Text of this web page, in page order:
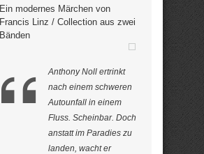
Ein modernes Märchen von
Francis Linz / Collection aus zwei
Bänden
Anthony Noll ertrinkt
nach einem schweren
Autounfall in einem
Fluss. Scheinbar. Doch
anstatt im Paradies zu
landen, wacht er